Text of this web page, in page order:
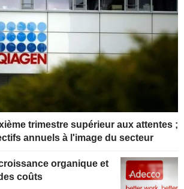
trimestre supérieur aux attentes ;
annuels à l'image du secteur
coûts